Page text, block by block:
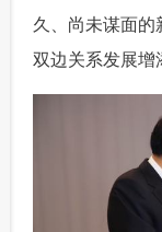
久、尚未谋面的
双边关系发展增